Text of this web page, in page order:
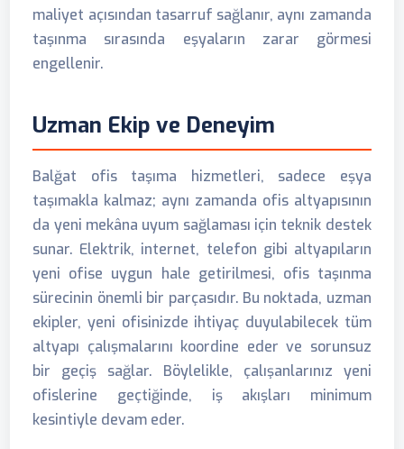
maliyet açısından tasarruf sağlanır, aynı zamanda
taşınma sırasında eşyaların zarar görmesi
engellenir.
Uzman Ekip ve Deneyim
Balğat ofis taşıma hizmetleri, sadece eşya
taşımakla kalmaz; aynı zamanda ofis altyapısının
da yeni mekâna uyum sağlaması için teknik destek
sunar. Elektrik, internet, telefon gibi altyapıların
yeni ofise uygun hale getirilmesi, ofis taşınma
sürecinin önemli bir parçasıdır. Bu noktada, uzman
ekipler, yeni ofisinizde ihtiyaç duyulabilecek tüm
altyapı çalışmalarını koordine eder ve sorunsuz
bir geçiş sağlar. Böylelikle, çalışanlarınız yeni
ofislerine geçtiğinde, iş akışları minimum
kesintiyle devam eder.